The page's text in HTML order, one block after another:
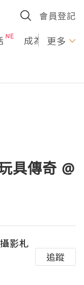
會員登記
成為U更多
具傳奇 @
影札
追蹤